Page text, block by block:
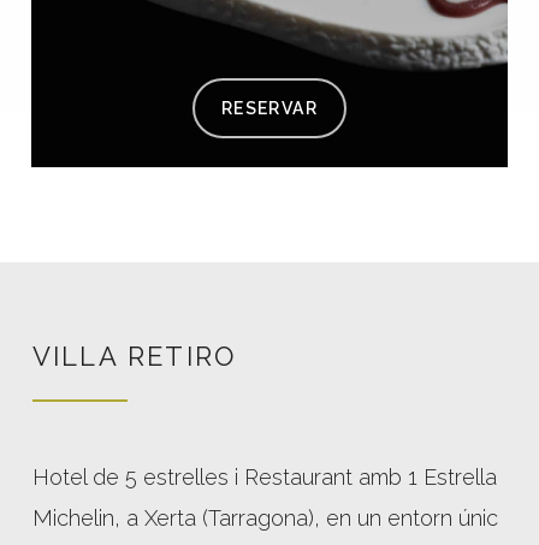
RESERVAR
VILLA RETIRO
Hotel de 5 estrelles i Restaurant amb 1 Estrella
Michelin, a Xerta (Tarragona), en un entorn únic